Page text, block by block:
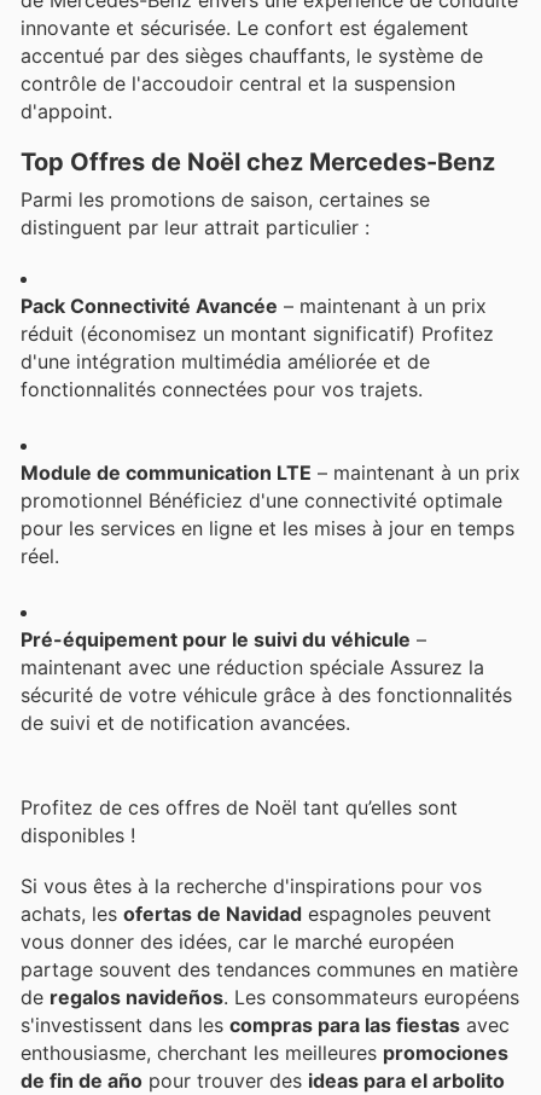
innovante et sécurisée. Le confort est également
accentué par des sièges chauffants, le système de
contrôle de l'accoudoir central et la suspension
d'appoint.
Top Offres de Noël chez Mercedes-Benz
Parmi les promotions de saison, certaines se
distinguent par leur attrait particulier :
Pack Connectivité Avancée – maintenant à un prix
réduit (économisez un montant significatif) Profitez
d'une intégration multimédia améliorée et de
fonctionnalités connectées pour vos trajets.
Module de communication LTE – maintenant à un prix
promotionnel Bénéficiez d'une connectivité optimale
pour les services en ligne et les mises à jour en temps
réel.
Pré-équipement pour le suivi du véhicule –
maintenant avec une réduction spéciale Assurez la
sécurité de votre véhicule grâce à des fonctionnalités
de suivi et de notification avancées.
Profitez de ces offres de Noël tant qu’elles sont
disponibles !
Si vous êtes à la recherche d'inspirations pour vos
achats, les ofertas de Navidad espagnoles peuvent
vous donner des idées, car le marché européen
partage souvent des tendances communes en matière
de regalos navideños. Les consommateurs européens
s'investissent dans les compras para las fiestas avec
enthousiasme, cherchant les meilleures promociones
de fin de año pour trouver des ideas para el arbolito